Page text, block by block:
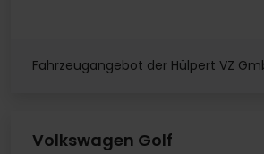
Fahrzeugangebot der Hülpert VZ
Volkswagen Golf